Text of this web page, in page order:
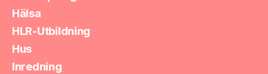
Hälsa
HLR-Utbildning
Hus
Inredning